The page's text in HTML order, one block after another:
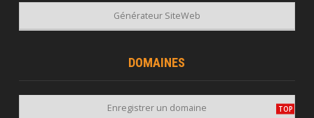
Générateur SiteWeb
DOMAINES
Enregistrer un domaine